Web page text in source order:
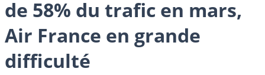
de 58% du trafic en mars,
Air France en grande
difficulté